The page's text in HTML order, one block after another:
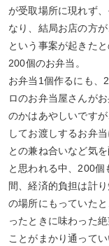
が受取場所に現れず
なり、結局お店の方
という事案が起きた
200個のお弁当。
お弁当1個作るにも、
ロのお弁当屋さんが
のかはあやしいです
してお渡しするお弁
との兼ね合いなど気
と思われる中、200
間、経済的負担は計
の場所にもっていた
ったときに味わった
ことがまかり通って